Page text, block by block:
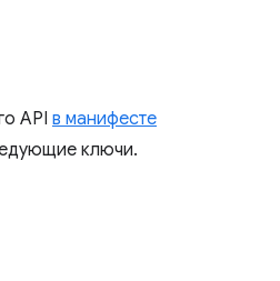
API в манифесте
ключи.